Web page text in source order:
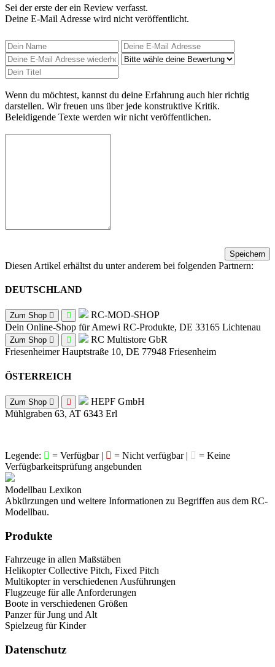
Sei der erste der ein Review verfasst.
Deine E-Mail Adresse wird nicht veröffentlicht.
Wenn du möchtest, kannst du deine Erfahrung auch hier richtig
darstellen. Wir freuen uns über jede konstruktive Kritik.
Beleidigende Texte werden wir nicht veröffentlichen.
Speichern
Diesen Artikel erhältst du unter anderem bei folgenden Partnern:
DEUTSCHLAND
Zum Shop
RC-MOD-SHOP
Dein Online-Shop für Amewi RC-Produkte, DE 33165 Lichtenau
Zum Shop
RC Multistore GbR
Friesenheimer Hauptstraße 10, DE 77948 Friesenheim
ÖSTERREICH
Zum Shop
HEPF GmbH
Mühlgraben 63, AT 6343 Erl
Legende: = Verfügbar | = Nicht verfügbar |
= Keine
Verfügbarkeitsprüfung angebunden
Modellbau Lexikon
Abkürzungen und weitere Informationen zu Begriffen aus dem RC-
Modellbau.
Produkte
Fahrzeuge in allen Maßstäben
Helikopter Collective Pitch, Fixed Pitch
Multikopter in verschiedenen Ausführungen
Flugzeuge für alle Anforderungen
Boote in verschiedenen Größen
Panzer für Jung und Alt
Spielzeug für Kinder
Datenschutz